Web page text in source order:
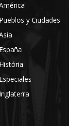
Pueblos y Ciudades
España
História
Especiales
Inglaterra